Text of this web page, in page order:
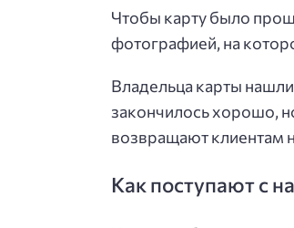
Чтобы карту было
фотографией, на
Владельца карты
закончилось хорошо,
возвращают клиентам
Как поступают с